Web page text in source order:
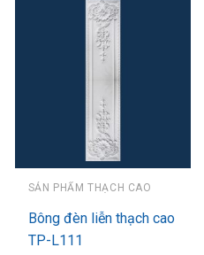
SẢN PHẨM THẠCH CAO
Bông đèn liễn thạch cao
TP-L111